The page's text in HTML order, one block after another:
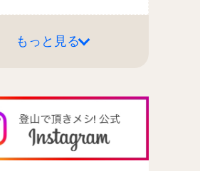
もっと見る